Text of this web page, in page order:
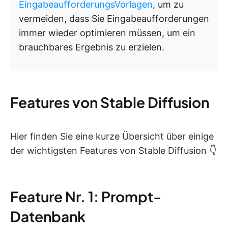
EingabeaufforderungsVorlagen, um zu
vermeiden, dass Sie Eingabeaufforderungen
immer wieder optimieren müssen, um ein
brauchbares Ergebnis zu erzielen.
Features von Stable Diffusion
Hier finden Sie eine kurze Übersicht über einige
der wichtigsten Features von Stable Diffusion 👇
Feature Nr. 1: Prompt-
Datenbank